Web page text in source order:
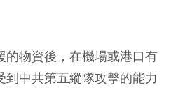
的物資後，在機場或港口有
中共第五縱隊攻擊的能力